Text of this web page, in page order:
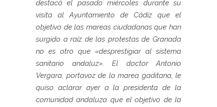
destacó el pasado miércoles durante su
visita al Ayuntamiento de Cádiz que el
objetivo de las mareas ciudadanas que han
surgido a raíz de las protestas de Granada
no es otro que «desprestigiar al sistema
sanitario andaluz». El doctor Antonio
Vergara, portavoz de la marea gaditana, le
quiso aclarar ayer a la presidenta de la
comunidad andaluza que el objetivo de la